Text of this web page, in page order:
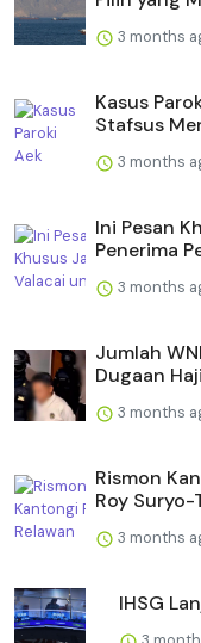
3 months
Kasus
Stafsus
3 months
Ini Pesan
Penerima
3 months
Jumlah
Dugaan
3 months
Rismon
Roy Suryo-
3 months
IHSG